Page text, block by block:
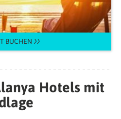
BUCHEN
Hotels mit